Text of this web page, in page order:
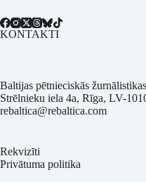
KONTAKTI
Baltijas pētnieciskās
Strēlnieku iela 4a, Rīga, LV-
rebaltica@rebaltica.com
Rekvizīti
Privātuma politika